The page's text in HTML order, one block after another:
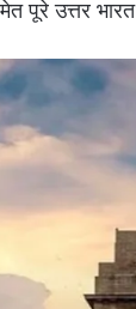
पूरे उत्तर